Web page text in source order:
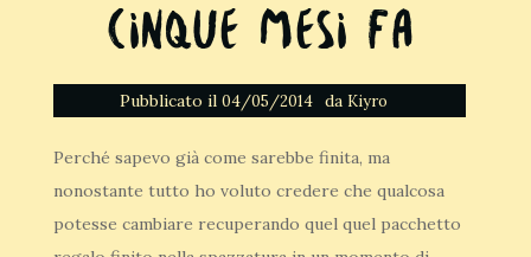
cinque mesi fa
Pubblicato il 04/05/2014 da Kiyro
Perché sapevo già come sarebbe finita, ma
nonostante tutto ho voluto credere che qualcosa
potesse cambiare recuperando quel quel pacchetto